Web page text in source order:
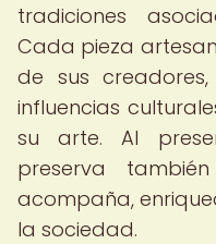
tradiciones
Cada pieza
de sus
influencias
su arte. Al
preserva
acompaña,
la sociedad.